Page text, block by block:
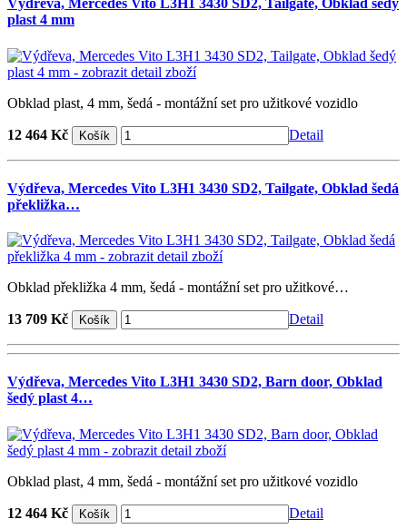
Výdřeva, Mercedes Vito L3H1 3430 SD2, Tailgate, Obklad šedý
plast 4 mm
Obklad plast, 4 mm, šedá - montážní set pro užitkové vozidlo
12 464 Kč Detail
Výdřeva, Mercedes Vito L3H1 3430 SD2, Tailgate, Obklad šedá
překližka…
Obklad překližka 4 mm, šedá - montážní set pro užitkové…
13 709 Kč Detail
Výdřeva, Mercedes Vito L3H1 3430 SD2, Barn door, Obklad
šedý plast 4…
Obklad plast, 4 mm, šedá - montážní set pro užitkové vozidlo
12 464 Kč Detail